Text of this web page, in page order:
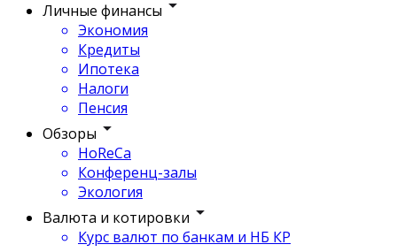
Личные финансы
Экономия
Кредиты
Ипотека
Налоги
Пенсия
Обзоры
HoReCa
Конференц-залы
Экология
Валюта и котировки
Курс валют по банкам и НБ КР